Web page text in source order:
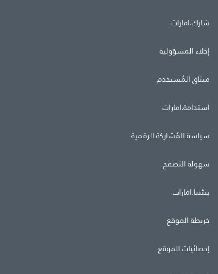
شارك.امارات
إخلاء المسؤولية
ميثاق المُستخدم
استدامة.امارات
سياسة المُشاركة الرقمية
سهولة التصفح
بيئتنا.امارات
خريطة الموقع
إحصائيات الموقع